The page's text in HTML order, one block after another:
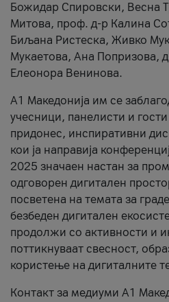
Божидар Спировски, Весна
Митова, проф. д-р Калина
Биљана Ристеска, Живко
Мукаетова, Ана Попризова,
Елеонора Венинова.
А1 Македонија им се
учесници, панелисти и
придонес, инспиративни
кои ја направија
2025 значаен настан за
одговорен дигитален
посветена на темата за
безбеден дигитален
продолжи со активности и
поттикнуваат свесност,
користење на дигиталните
Контакт за медиуми А1